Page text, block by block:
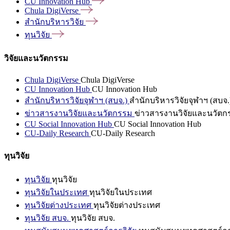
Chula DigiVerse
สำนักบริหารวิจัย
ทุนวิจัย
วิจัยและนวัตกรรม
Chula DigiVerse Chula DigiVerse
CU Innovation Hub CU Innovation Hub
สำนักบริหารวิจัยจุฬาฯ (สบจ.) สำนักบริหารวิจัยจุฬาฯ (สบจ
ข่าวสารงานวิจัยและนวัตกรรม ข่าวสารงานวิจัยและนวัตก
CU Social Innovation Hub CU Social Innovation Hub
CU-Daily Research CU-Daily Research
ทุนวิจัย
ทุนวิจัย ทุนวิจัย
ทุนวิจัยในประเทศ ทุนวิจัยในประเทศ
ทุนวิจัยต่างประเทศ ทุนวิจัยต่างประเทศ
ทุนวิจัย สบจ. ทุนวิจัย สบจ.